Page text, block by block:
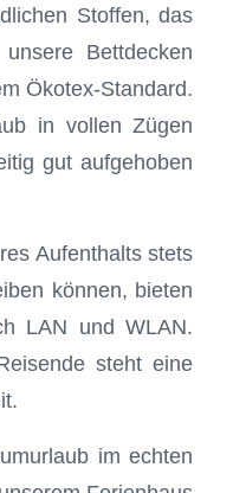
Stoffen, das
Bettdecken
Ökotex-Standard.
in vollen Zügen
gut aufgehoben
Aufenthalts stets
können, bieten
LAN und WLAN.
steht eine
im echten